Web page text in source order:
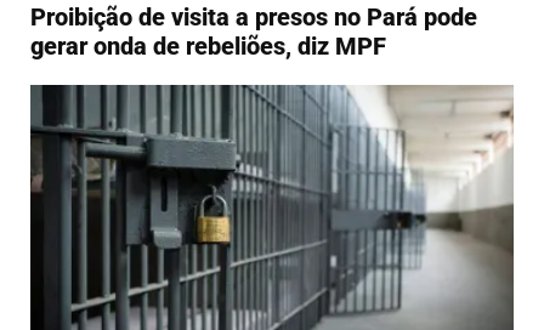
Proibição de visita a presos no Pará pode
gerar onda de rebeliões, diz MPF